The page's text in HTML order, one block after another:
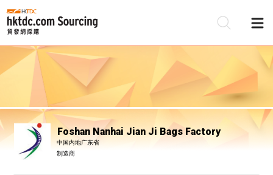
Foshan Nanhai Jian Ji Bags Factory
中国内地广东省
制造商